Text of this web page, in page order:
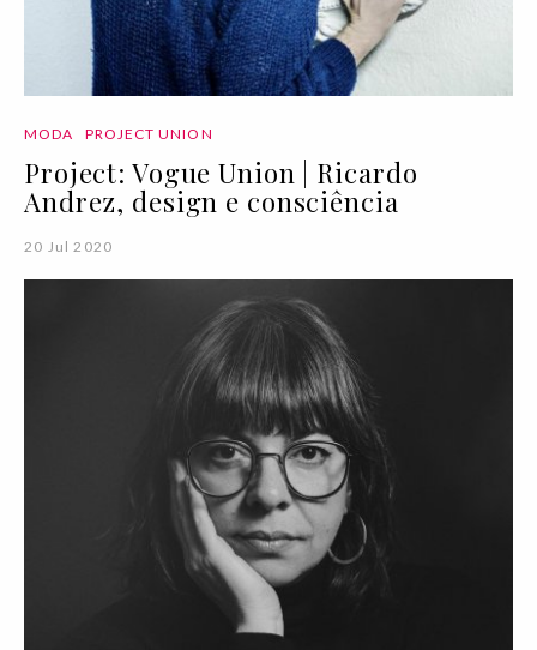
MODA PROJECT UNION
Project: Vogue Union | Ricardo
Andrez, design e consciência
20 Jul 2020